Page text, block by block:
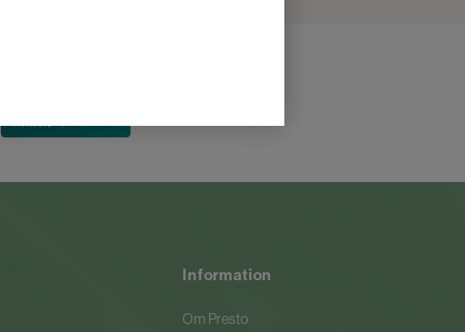
Information
Om Presto